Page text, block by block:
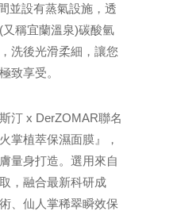
並設有蒸氣設施，透
稱宜蘭溫泉)碳酸氫
洗後光滑柔細，讓您
致享受。
汀 x DerZOMAR聯名
掌植萃保濕面膜』，
量身打造。選用來自
，融合最新科研成
、仙人掌稀翠瞬效保